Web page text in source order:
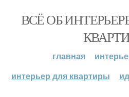
ВСЁ ОБ
главная
интерьер для квартиры